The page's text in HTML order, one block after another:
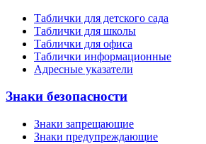
Таблички для детского сада
Таблички для школы
Таблички для офиса
Таблички информационные
Адресные указатели
Знаки безопасности
Знаки запрещающие
Знаки предупреждающие